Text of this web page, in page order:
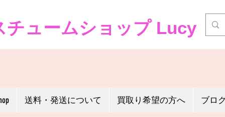
ュームショップ Lucy
送料・発送について 買取り希望の方へ ブロ